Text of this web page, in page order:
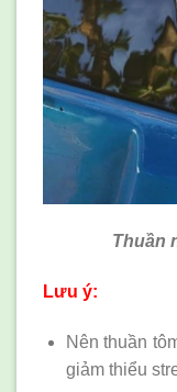
Thuần
Lưu ý:
Nên thuần
giảm thiểu